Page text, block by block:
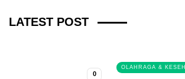
LATEST POST
3 BULAN LALU
0
OLAHRAGA &